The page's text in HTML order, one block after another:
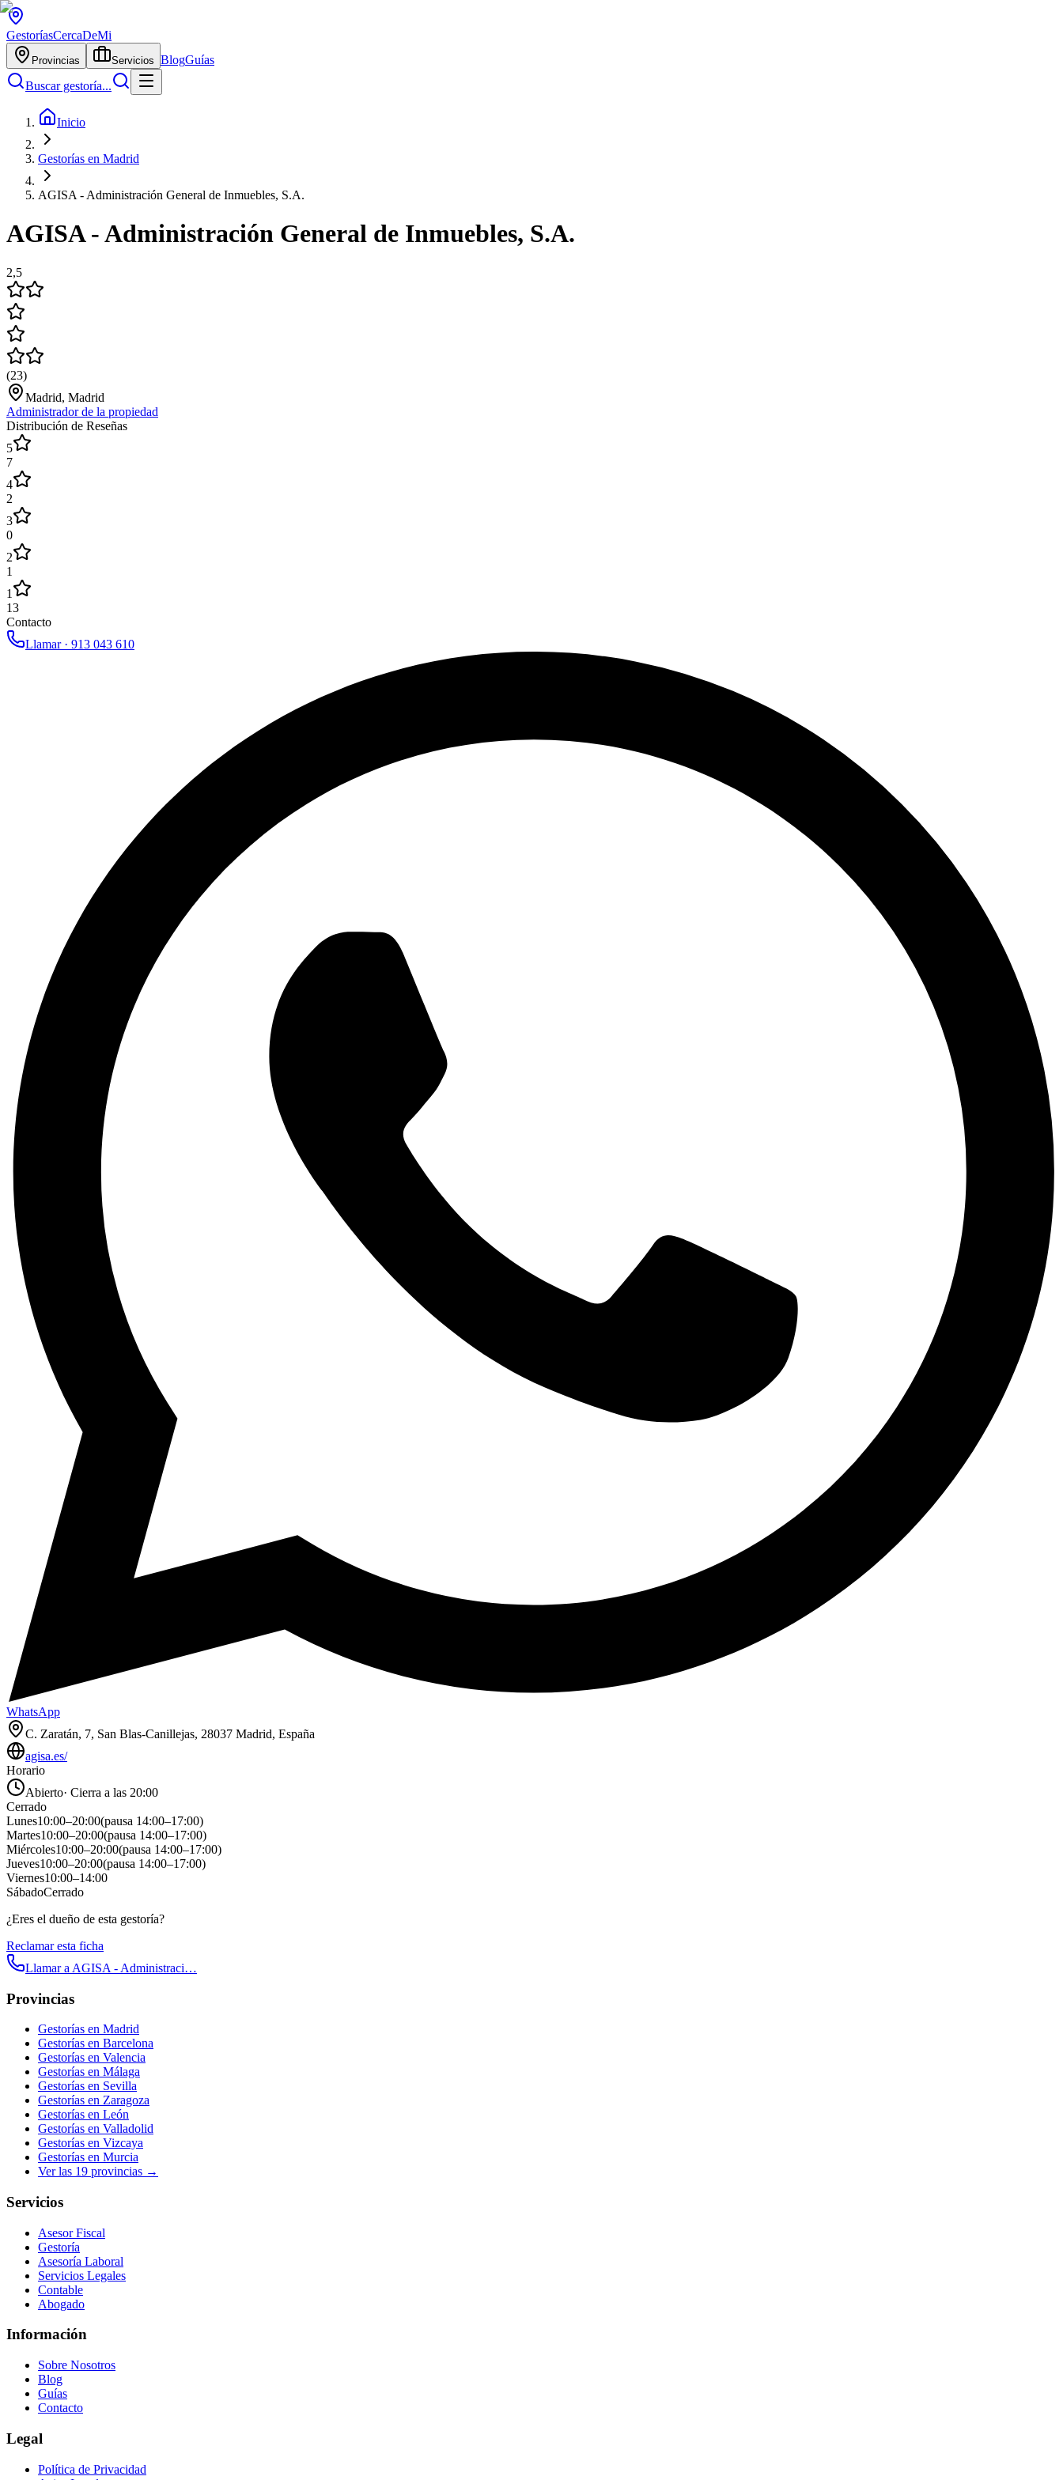
GestoríasCercaDeMi
Provincias Servicios BlogGuías
Buscar gestoría...
Inicio
Gestorías en Madrid
AGISA - Administración General de Inmuebles, S.A.
AGISA - Administración General de Inmuebles, S.A.
2,5
(23)
Madrid, Madrid
Administrador de la propiedad
Distribución de Reseñas
5
7
4
2
3
0
2
1
1
13
Contacto
Llamar · 913 043 610
WhatsApp
C. Zaratán, 7, San Blas-Canillejas, 28037 Madrid, España
agisa.es/
Horario
Abierto· Cierra a las 20:00
Cerrado
Lunes10:00–20:00(pausa 14:00–17:00)
Martes10:00–20:00(pausa 14:00–17:00)
Miércoles10:00–20:00(pausa 14:00–17:00)
Jueves10:00–20:00(pausa 14:00–17:00)
Viernes10:00–14:00
SábadoCerrado
¿Eres el dueño de esta gestoría?
Reclamar esta ficha
Llamar a AGISA - Administraci…
Provincias
Gestorías en Madrid
Gestorías en Barcelona
Gestorías en Valencia
Gestorías en Málaga
Gestorías en Sevilla
Gestorías en Zaragoza
Gestorías en León
Gestorías en Valladolid
Gestorías en Vizcaya
Gestorías en Murcia
Ver las 19 provincias →
Servicios
Asesor Fiscal
Gestoría
Asesoría Laboral
Servicios Legales
Contable
Abogado
Información
Sobre Nosotros
Blog
Guías
Contacto
Legal
Política de Privacidad